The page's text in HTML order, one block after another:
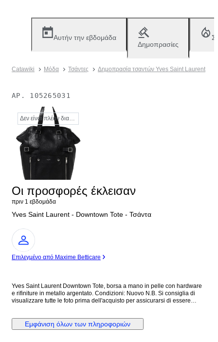
Αυτήν την εβδομάδα
Δημοπρασίες
Catawiki Μόδα Τσάντες Δημοπρασία τσαντών Yves Saint Laurent
ΑΡ. 105265031
Δεν είναι πλέον διαθέσιμο
Οι προσφορές έκλεισαν
πριν 1 εβδομάδα
Yves Saint Laurent - Downtown Tote - Τσάντα
Ειδικός
Επιλεγμένο από Maxime Betticare
Yves Saint Laurent Downtown Tote, borsa a mano in pelle con hardware
e rifiniture in metallo argentato. Condizioni: Nuovo N.B. Si consiglia di
visualizzare tutte le foto prima dell'acquisto per assicurarsi di essere
INV.1189/25 MAR25145021
Εμφάνιση όλων των πληροφοριών